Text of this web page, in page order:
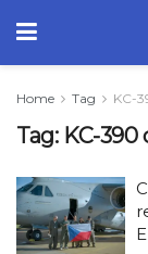
Home Tag KC-
Tag: KC-